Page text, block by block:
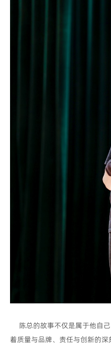
陈总的故事不仅是属于他自
着质量与品牌、责任与创新的